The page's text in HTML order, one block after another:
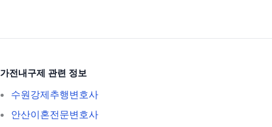
가전내구제 관련 정보
수원강제추행변호사
안산이혼전문변호사